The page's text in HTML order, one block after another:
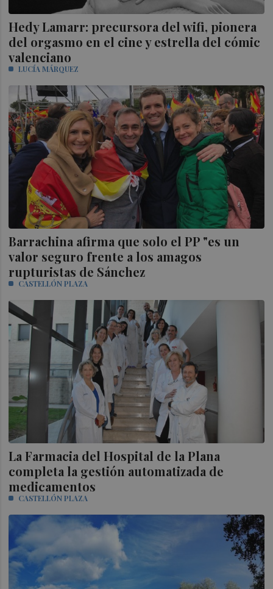
Hedy Lamarr: precursora del wifi, pionera
del orgasmo en el cine y estrella del cómic
valenciano
LUCÍA MÁRQUEZ
Barrachina afirma que solo el PP "es un
valor seguro frente a los amagos
rupturistas de Sánchez
CASTELLÓN PLAZA
La Farmacia del Hospital de la Plana
completa la gestión automatizada de
medicamentos
CASTELLÓN PLAZA